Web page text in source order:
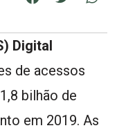
Digital
de acessos
bilhão de
em 2019. As